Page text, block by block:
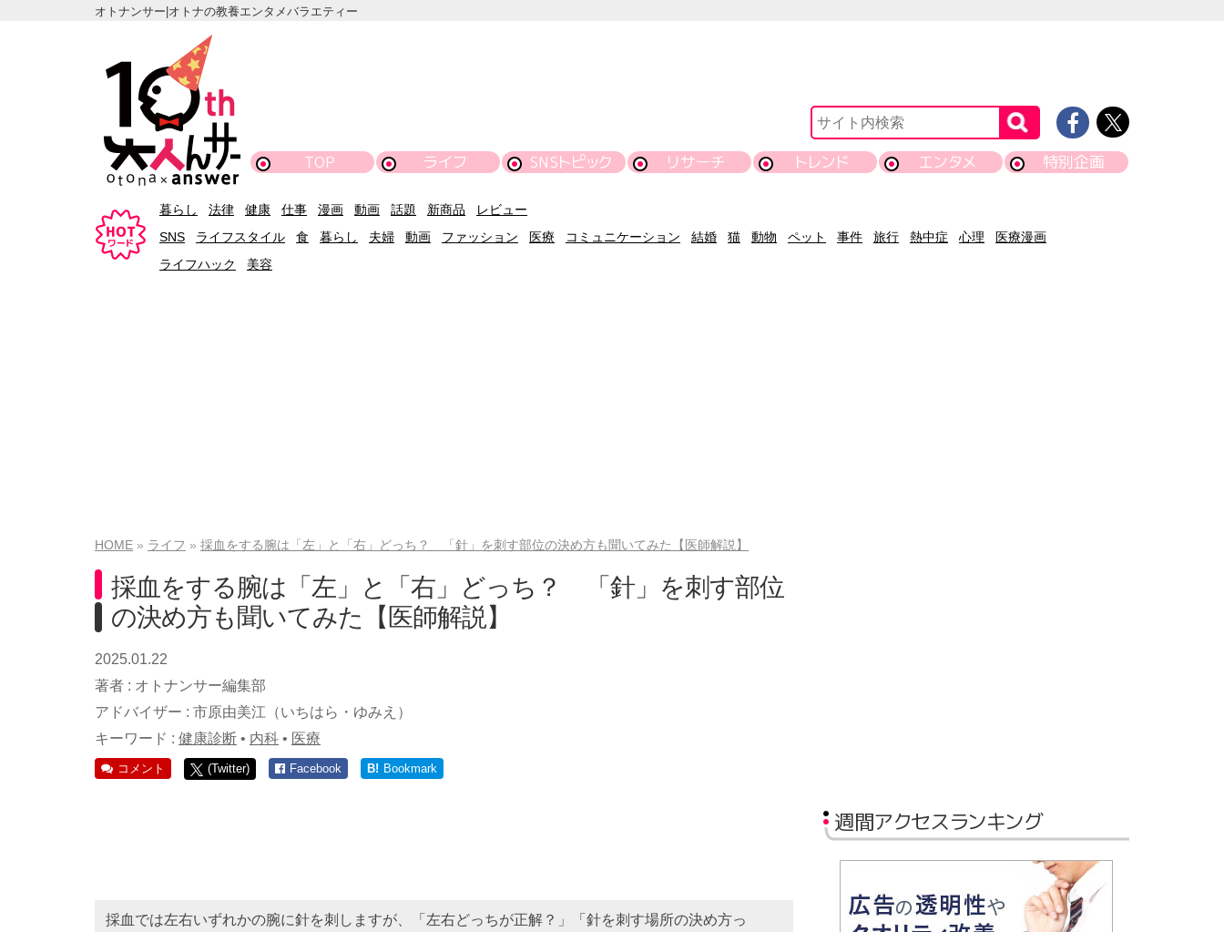
オトナンサー|オトナの教養エンタメバラエティー
TOP ライフ SNSトピック リサーチ トレンド エンタメ 特別企画
暮らし 法律 健康 仕事 漫画 動画 話題 新商品
レビュー
SNS
ライフスタイル 食 暮らし 夫婦 動画 ファッション 医療 コミュニケーション 結婚 猫 動物 ペット 事件 旅行 熱中症 心理
医療漫画
ライフハック
美容
HOME ライフ 採血をする腕は「左」と「右」どっち？ 「針」を刺す部位の決め方も聞いてみた【医師解説】
採血をする腕は「左」と「右」どっち？ 「針」を刺す部位
の決め方も聞いてみた【医師解説】
2025.01.22
著者 : オトナンサー編集部
アドバイザー : 市原由美江（いちはら・ゆみえ）
キーワード : 健康診断 • 内科 • 医療
コメント (Twitter) Facebook B! Bookmark
採血では左右いずれかの腕に針を刺しますが、「左右どっちが正解？」「針を刺す場所の決め方っ
週間アクセスランキング